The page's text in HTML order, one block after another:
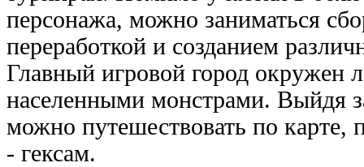
персонажа, можно заниматься
переработкой и созданием
Главный игровой город окружен
населенными монстрами. Выйдя
можно путешествовать по карте,
- гексам.